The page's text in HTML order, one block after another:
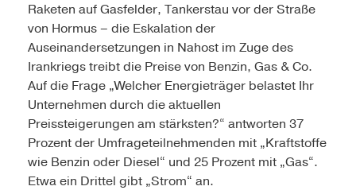
Raketen auf Gasfelder, Tankerstau vor der Straße
von Hormus – die Eskalation der
Auseinandersetzungen in Nahost im Zuge des
Irankriegs treibt die Preise von Benzin, Gas & Co.
Auf die Frage „Welcher Energieträger belastet Ihr
Unternehmen durch die aktuellen
Preissteigerungen am stärksten?“ antworten 37
Prozent der Umfrageteilnehmenden mit „Kraftstoffe
wie Benzin oder Diesel“ und 25 Prozent mit „Gas“.
Etwa ein Drittel gibt „Strom“ an.